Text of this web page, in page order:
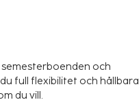
semesterboenden och
full flexibilitet och hållbara
du vill.